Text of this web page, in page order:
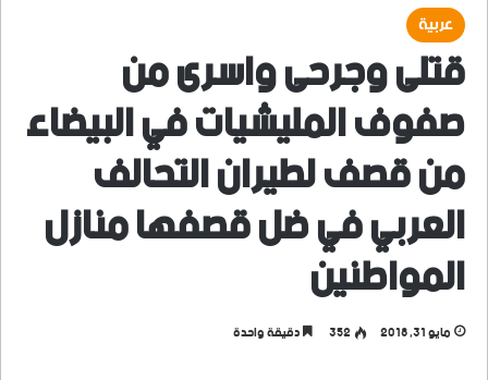
عربية
قتلى وجرحى واسرى من
صفوف المليشيات في البيضاء
من قصف لطيران التحالف
العربي في ضل قصفها منازل
المواطنين
مايو 31, 2018 352 دقيقة واحدة